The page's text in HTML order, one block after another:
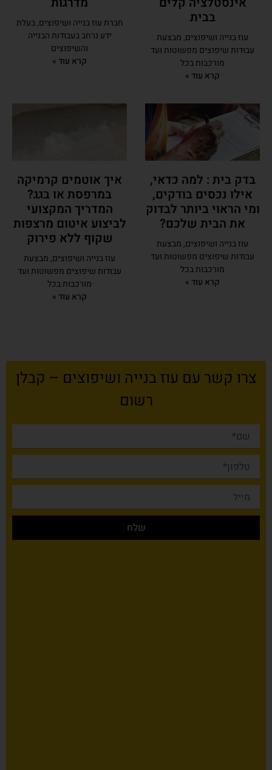
בבית
עוז בנייה ושיפוצים, מבצעת
עבודות שיפוצים מפשוטות ועד
מורכבות בכל
קרא עוד »
חברת עוז בנייה ושיפוצים, בעלת
ידע נרחב בעבודות הבנייה
והשיפוצים
קרא עוד »
בדק בית : למה כדאי,
אילו נכסים בודקים,
ומי הראוי ביותר לבדוק
את הבית שלכם?
עוז בנייה ושיפוצים, מבצעת
עבודות שיפוצים מפשוטות ועד
מורכבות בכל
קרא עוד »
איך אוטמים קרמיקה
במרפסת או בגג?
המדריך המקצועי
לביצוע איטום מרצפות
שקוף ללא פירוק
עוז בנייה ושיפוצים, מבצעת
עבודות שיפוצים מפשוטות ועד
מורכבות בכל
קרא עוד »
צרו קשר עם עוז בנייה ושיפוצים – קבלן
רשום
שלח